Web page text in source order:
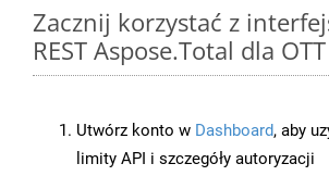
Zacznij korzystać z
REST Aspose.Total dla
Utwórz konto w Dashboard, aby
limity API i szczegóły autoryzacji